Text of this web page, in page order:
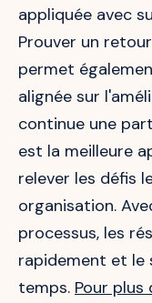
appliquée avec
Prouver un
permet
alignée sur
continue une
est la meilleure
relever les défis
organisation.
processus, les
rapidement et le
temps. Pour